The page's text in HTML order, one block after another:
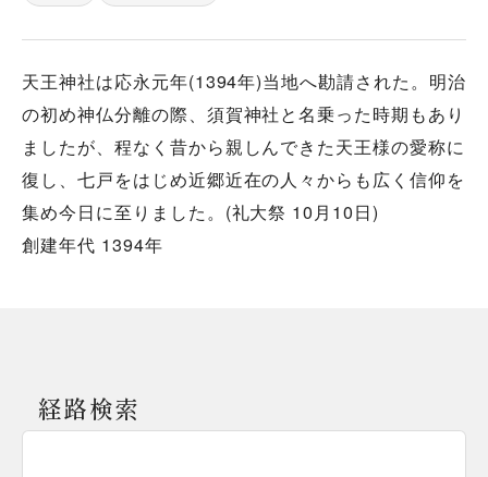
天王神社は応永元年(1394年)当地へ勘請された。明治
の初め神仏分離の際、須賀神社と名乗った時期もあり
ましたが、程なく昔から親しんできた天王様の愛称に
復し、七戸をはじめ近郷近在の人々からも広く信仰を
集め今日に至りました。(礼大祭 10月10日)
創建年代 1394年
経路検索